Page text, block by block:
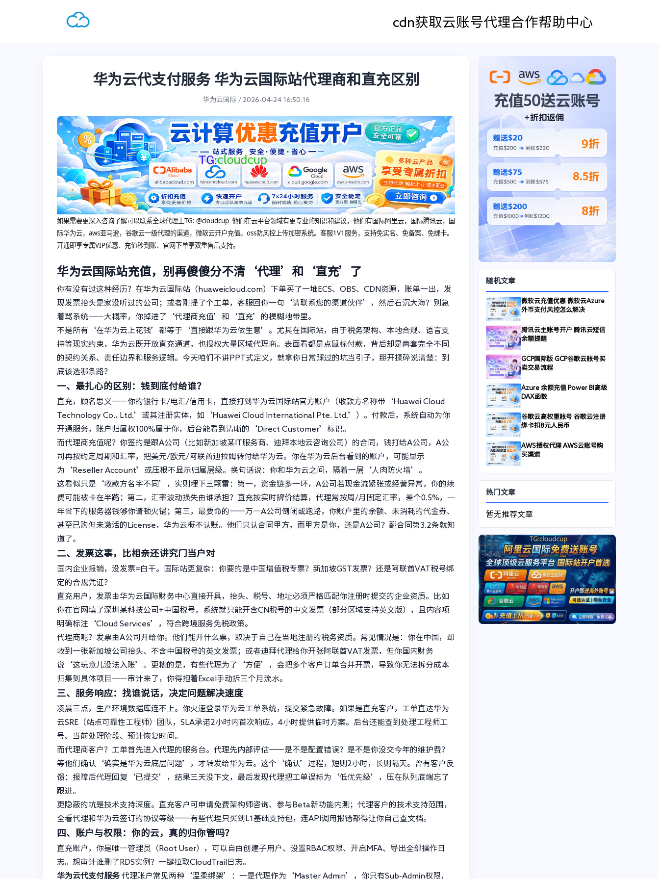
cdn获取云账号代理合作帮助中心
华为云代支付服务 华为云国际站代理商和直充区别
华为云国际 / 2026-04-24 16:50:16
如果需要更深入咨询了解可以联系全球代理上TG: @cloudcup 他们在云平台领域有更专业的知识和建议，他们有国际阿里云，国际腾讯云，国
际华为云，aws亚马逊，谷歌云一级代理的渠道，微软云开户充值。oss防风控上传加密系统。客服1V1服务，支持免实名、免备案、免绑卡。
开通即享专属VIP优惠、充值秒到账、官网下单享双重售后支持。
华为云国际站充值，别再傻傻分不清‘代理’和‘直充’了
你有没有过这种经历？在华为云国际站（huaweicloud.com）下单买了一堆ECS、OBS、CDN资源，账单一出，发
现发票抬头是家没听过的公司；或者刚提了个工单，客服回你一句‘请联系您的渠道伙伴’，然后石沉大海？别急
着骂系统——大概率，你掉进了‘代理商充值’和‘直充’的模糊地带里。
不是所有‘在华为云上花钱’都等于‘直接跟华为云做生意’。尤其在国际站，由于税务架构、本地合规、语言支
持等现实约束，华为云既开放直充通道，也授权大量区域代理商。表面看都是点鼠标付款，背后却是两套完全不同
的契约关系、责任边界和服务逻辑。今天咱们不讲PPT式定义，就拿你日常踩过的坑当引子，掰开揉碎说清楚：到
底该选哪条路？
一、最扎心的区别：钱到底付给谁？
直充，顾名思义——你的银行卡/电汇/信用卡，直接打到华为云国际站官方账户（收款方名称带‘Huawei Cloud
Technology Co., Ltd.’或其注册实体，如‘Huawei Cloud International Pte. Ltd.’）。付款后，系统自动为你
开通服务，账户归属权100%属于你，后台能看到清晰的‘Direct Customer’标识。
而代理商充值呢？你签的是跟A公司（比如新加坡某IT服务商、迪拜本地云咨询公司）的合同，钱打给A公司，A公
司再按约定周期和汇率，把美元/欧元/阿联酋迪拉姆转付给华为云。你在华为云后台看到的账户，可能显示
为‘Reseller Account’或压根不显示归属层级。换句话说：你和华为云之间，隔着一层‘人肉防火墙’。
这看似只是‘收款方名字不同’，实则埋下三颗雷：第一，资金链多一环，A公司若现金流紧张或经营异常，你的续
费可能被卡在半路；第二，汇率波动损失由谁承担？直充按实时牌价结算，代理常按周/月固定汇率，差个0.5%，一
年省下的服务器钱够你请顿火锅；第三，最要命的——万一A公司倒闭或跑路，你账户里的余额、未消耗的代金券、
甚至已购但未激活的License，华为云概不认账。他们只认合同甲方，而甲方是你，还是A公司？翻合同第3.2条就知
道了。
二、发票这事，比相亲还讲究门当户对
国内企业报销，没发票=白干。国际站更复杂：你要的是中国增值税专票？新加坡GST发票？还是阿联酋VAT税号绑
定的合规凭证？
直充用户，发票由华为云国际财务中心直接开具，抬头、税号、地址必须严格匹配你注册时提交的企业资质。比如
你在官网填了深圳某科技公司+中国税号，系统就只能开含CN税号的中文发票（部分区域支持英文版），且内容项
明确标注‘Cloud Services’，符合跨境服务免税政策。
代理商呢？发票由A公司开给你。他们能开什么票，取决于自己在当地注册的税务资质。常见情况是：你在中国，却
收到一张新加坡公司抬头、不含中国税号的英文发票；或者迪拜代理给你开张阿联酋VAT发票，但你国内财务
说‘这玩意儿没法入账’。更糟的是，有些代理为了‘方便’，会把多个客户订单合并开票，导致你无法拆分成本
归集到具体项目——审计来了，你得抱着Excel手动拆三个月流水。
三、服务响应：找谁说话，决定问题解决速度
凌晨三点，生产环境数据库连不上。你火速登录华为云工单系统，提交紧急故障。如果是直充客户，工单直达华为
云SRE（站点可靠性工程师）团队，SLA承诺2小时内首次响应，4小时提供临时方案。后台还能查到处理工程师工
号、当前处理阶段、预计恢复时间。
而代理商客户？工单首先进入代理的服务台。代理先内部评估——是不是配置错误？是不是你没交今年的维护费？
等他们确认‘确实是华为云底层问题’，才转发给华为云。这个‘确认’过程，短则2小时，长则隔天。曾有客户反
馈：报障后代理回复‘已提交’，结果三天没下文，最后发现代理把工单误标为‘低优先级’，压在队列底端忘了
跟进。
更隐蔽的坑是技术支持深度。直充客户可申请免费架构师咨询、参与Beta新功能内测；代理客户的技术支持范围，
全看代理和华为云签订的协议等级——有些代理只买到L1基础支持包，连API调用报错都得让你自己查文档。
四、账户与权限：你的云，真的归你管吗？
直充账户，你是唯一管理员（Root User），可以自由创建子用户、设置RBAC权限、开启MFA、导出全部操作日
志。想审计谁删了RDS实例？一键拉取CloudTrail日志。
华为云代支付服务 代理账户常见两种‘温柔绑架’：一是代理作为‘Master Admin’，你只有Sub-Admin权限，
随机文章
微软云充值优惠 微软云Azure
外币支付风控怎么解决
腾讯云主账号开户 腾讯云短信
余额提醒
GCP国际版 GCP谷歌云账号买
卖交易流程
Azure 余额充值 Power BI高级
DAX函数
谷歌云高权重账号 谷歌云注册
绑卡扣8元人民币
AWS授权代理 AWS云账号购
买渠道
热门文章
暂无推荐文章